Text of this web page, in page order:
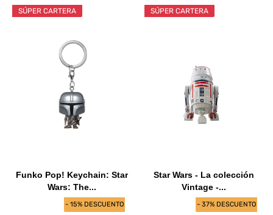
- 15% DESCUENTO
SÚPER CARTERA
Funko Pop! Keychain: Star
Wars: The...
- 37% DESCUENTO
SÚPER CARTERA
Star Wars - La colección
Vintage -...